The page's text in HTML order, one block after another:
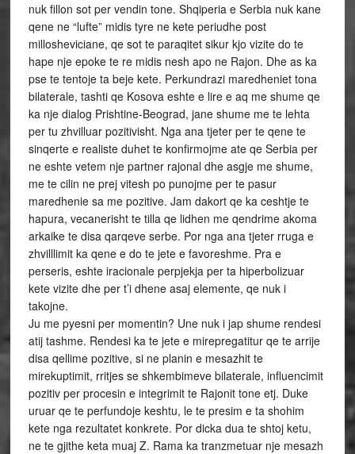
nuk fillon sot per vendin tone. Shqiperia e Serbia nuk kane
qene ne “lufte” midis tyre ne kete periudhe post
millosheviciane, qe sot te paraqitet sikur kjo vizite do te
hape nje epoke te re midis nesh apo ne Rajon. Dhe as ka
pse te tentoje ta beje kete. Perkundrazi maredheniet tona
bilaterale, tashti qe Kosova eshte e lire e aq me shume qe
ka nje dialog Prishtine-Beograd, jane shume me te lehta
per tu zhvilluar pozitivisht. Nga ana tjeter per te qene te
sinqerte e realiste duhet te konfirmojme ate qe Serbia per
ne eshte vetem nje partner rajonal dhe asgje me shume,
me te cilin ne prej vitesh po punojme per te pasur
maredhenie sa me pozitive. Jam dakort qe ka ceshtje te
hapura, vecanerisht te tilla qe lidhen me qendrime akoma
arkaike te disa qarqeve serbe. Por nga ana tjeter rruga e
zhvilllimit ka qene e do te jete e favoreshme. Pra e
perseris, eshte iracionale perpjekja per ta hiperbolizuar
kete vizite dhe per t’i dhene asaj elemente, qe nuk i
takojne.
Ju me pyesni per momentin? Une nuk i jap shume rendesi
atij tashme. Rendesi ka te jete e mirepregatitur qe te arrije
disa qellime pozitive, si ne planin e mesazhit te
mirekuptimit, rritjes se shkembimeve bilaterale, influencimit
pozitiv per procesin e integrimit te Rajonit tone etj. Duke
uruar qe te perfundoje keshtu, le te presim e ta shohim
kete nga rezultatet konkrete. Por dicka dua te shtoj ketu,
ne te gjithe keta muaj Z. Rama ka tranzmetuar nje mesazh